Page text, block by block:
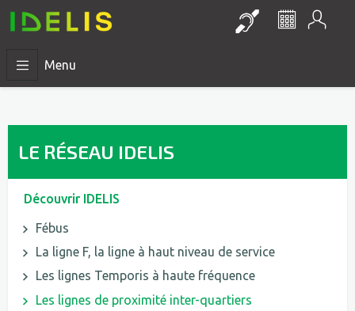
Lien vers la
Le
Menu
LE RÉSEAU IDELIS
Découvrir IDELIS
Fébus
La ligne F, la ligne à haut niveau de service
Les lignes Temporis à haute fréquence
Les lignes de proximité inter-quartiers